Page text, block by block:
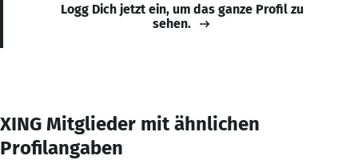
Logg Dich jetzt ein, um das ganze Profil zu
sehen.
XING Mitglieder mit ähnlichen
Profilangaben